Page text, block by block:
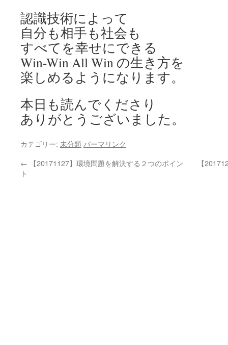
認識技術によって
自分も相手も社会も
すべてを幸せにできる
Win-Win All Win の生き方を
楽しめるようになります。
本日も読んでくださり
ありがとうございました。
カテゴリー: 未分類 パーマリンク
← 【20171127】環境問題を解決する２つのポイン
ト
【